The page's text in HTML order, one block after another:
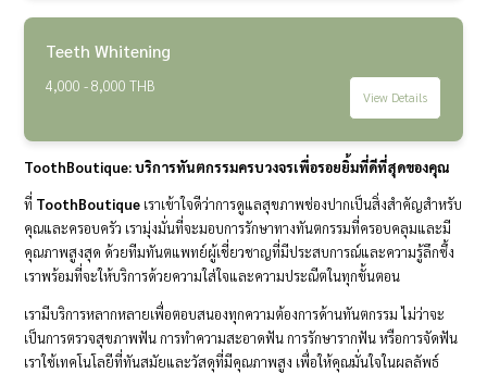
Teeth Whitening
4,000 - 8,000 THB
View Details
ToothBoutique: บริการทันตกรรมครบวงจรเพื่อรอยยิ้มที่ดีที่สุดของคุณ
ที่ ToothBoutique เราเข้าใจดีว่าการดูแลสุขภาพช่องปากเป็นสิ่งสำคัญสำหรับ
คุณและครอบครัว เรามุ่งมั่นที่จะมอบการรักษาทางทันตกรรมที่ครอบคลุมและมี
คุณภาพสูงสุด ด้วยทีมทันตแพทย์ผู้เชี่ยวชาญที่มีประสบการณ์และความรู้ลึกซึ้ง
เราพร้อมที่จะให้บริการด้วยความใส่ใจและความประณีตในทุกขั้นตอน
เรามีบริการหลากหลายเพื่อตอบสนองทุกความต้องการด้านทันตกรรม ไม่ว่าจะ
เป็นการตรวจสุขภาพฟัน การทำความสะอาดฟัน การรักษารากฟัน หรือการจัดฟัน
เราใช้เทคโนโลยีที่ทันสมัยและวัสดุที่มีคุณภาพสูง เพื่อให้คุณมั่นใจในผลลัพธ์